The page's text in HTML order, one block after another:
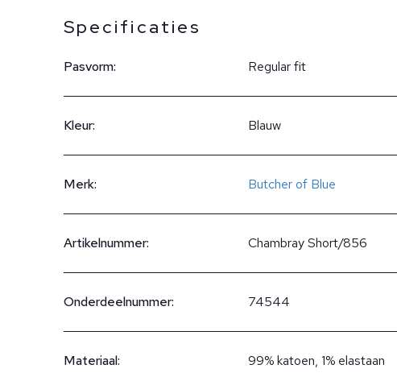
Specificaties
Pasvorm: Regular fit
Kleur: Blauw
Merk: Butcher of Blue
Artikelnummer: Chambray Short/856
Onderdeelnummer: 74544
Materiaal: 99% katoen, 1% elastaan